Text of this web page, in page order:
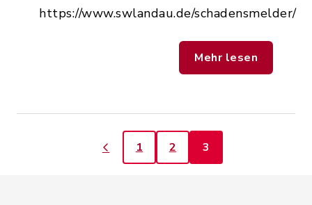
https://www.swlandau.de/schadensmelder/
Mehr lesen
1 2 3